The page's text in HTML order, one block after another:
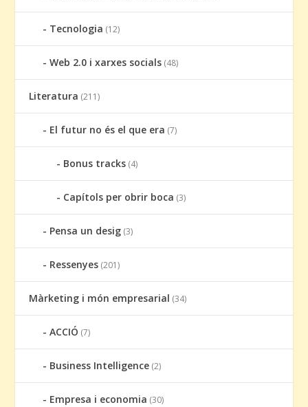
Tecnologia (12)
Web 2.0 i xarxes socials (48)
Literatura (211)
El futur no és el que era (7)
Bonus tracks (4)
Capítols per obrir boca (3)
Pensa un desig (3)
Ressenyes (201)
Màrketing i món empresarial (34)
ACCIÓ (7)
Business Intelligence (2)
Empresa i economia (30)